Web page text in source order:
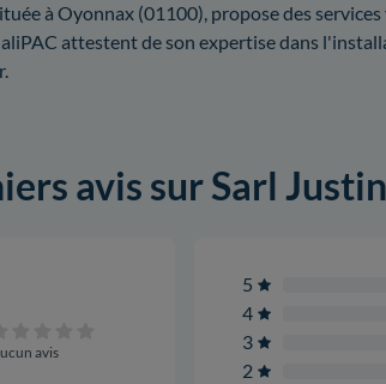
à Oyonnax (01100), propose des
attestent de son expertise dans
avis sur Sarl Justin
avis
5
4
3
2